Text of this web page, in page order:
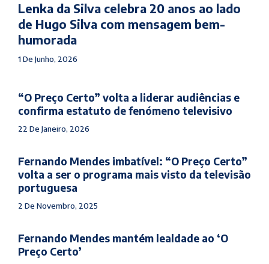
Lenka da Silva celebra 20 anos ao lado
de Hugo Silva com mensagem bem-
humorada
1 De Junho, 2026
“O Preço Certo” volta a liderar audiências e
confirma estatuto de fenómeno televisivo
22 De Janeiro, 2026
Fernando Mendes imbatível: “O Preço Certo”
volta a ser o programa mais visto da televisão
portuguesa
2 De Novembro, 2025
Fernando Mendes mantém lealdade ao ‘O
Preço Certo’